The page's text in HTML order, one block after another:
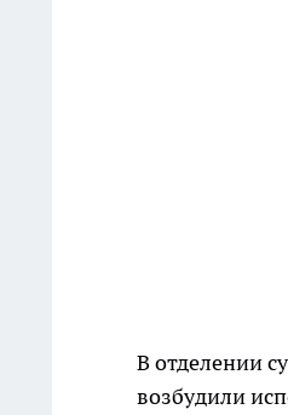
В отделении
возбудили